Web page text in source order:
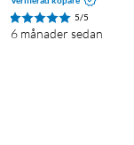
5/5
6 månader sedan